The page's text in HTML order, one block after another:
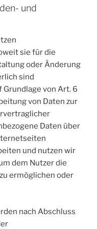
und
sie für die
oder Änderung
sind
Grundlage von Art. 6
von Daten zur
Daten über
und nutzen wir
dem Nutzer die
ermöglichen oder
nach Abschluss